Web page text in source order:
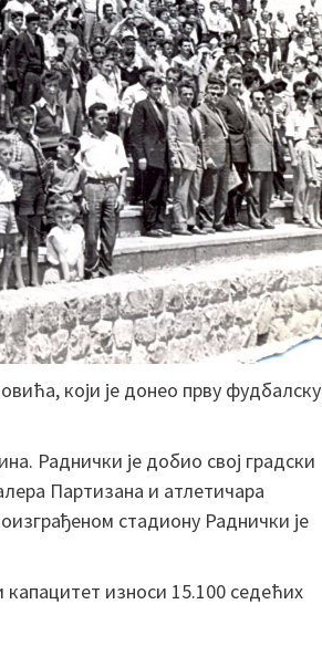
који је донео прву фудбалску
Раднички је добио свој градски
Партизана и атлетичара
стадиону Раднички је
капацитет износи 15.100 седећих